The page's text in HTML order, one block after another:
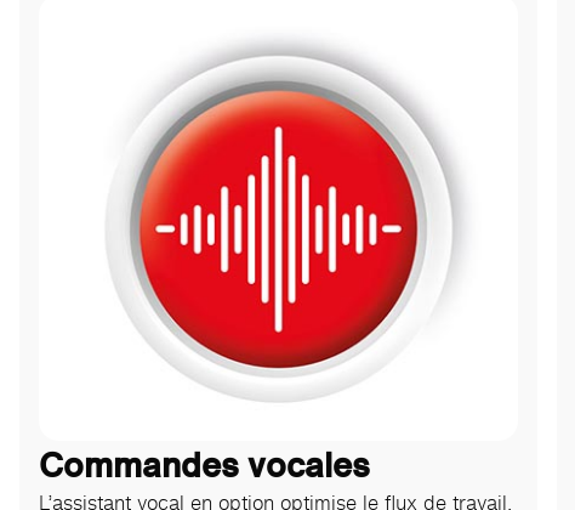
Commandes vocales
L’assistant vocal en option optimise le flux de travail,